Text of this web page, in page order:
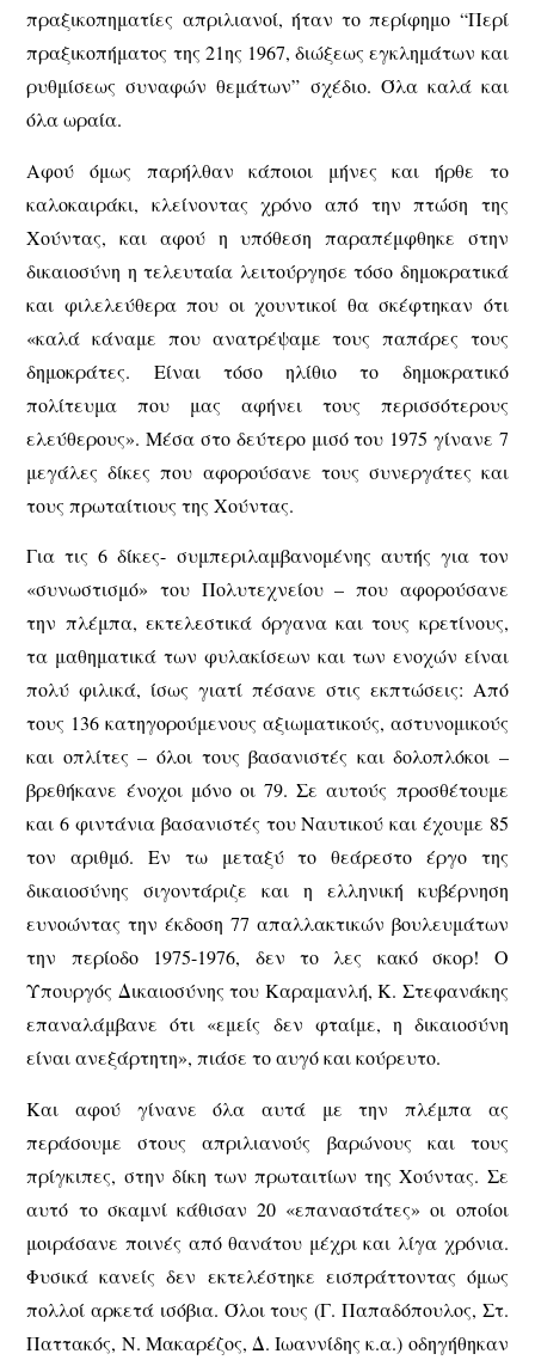
πραξικοπηματίες απριλιανοί, ήταν το περίφημο “Περί
πραξικοπήματος της 21ης 1967, διώξεως εγκλημάτων και
ρυθμίσεως συναφών θεμάτων” σχέδιο. Όλα καλά και
όλα ωραία.
Αφού όμως παρήλθαν κάποιοι μήνες και ήρθε το
καλοκαιράκι, κλείνοντας χρόνο από την πτώση της
Χούντας, και αφού η υπόθεση παραπέμφθηκε στην
δικαιοσύνη η τελευταία λειτούργησε τόσο δημοκρατικά
και φιλελεύθερα που οι χουντικοί θα σκέφτηκαν ότι
«καλά κάναμε που ανατρέψαμε τους παπάρες τους
δημοκράτες. Είναι τόσο ηλίθιο το δημοκρατικό
πολίτευμα που μας αφήνει τους περισσότερους
ελεύθερους». Μέσα στο δεύτερο μισό του 1975 γίνανε 7
μεγάλες δίκες που αφορούσανε τους συνεργάτες και
τους πρωταίτιους της Χούντας.
Για τις 6 δίκες- συμπεριλαμβανομένης αυτής για τον
«συνωστισμό» του Πολυτεχνείου – που αφορούσανε
την πλέμπα, εκτελεστικά όργανα και τους κρετίνους,
τα μαθηματικά των φυλακίσεων και των ενοχών είναι
πολύ φιλικά, ίσως γιατί πέσανε στις εκπτώσεις: Από
τους 136 κατηγορούμενους αξιωματικούς, αστυνομικούς
και οπλίτες – όλοι τους βασανιστές και δολοπλόκοι –
βρεθήκανε ένοχοι μόνο οι 79. Σε αυτούς προσθέτουμε
και 6 φιντάνια βασανιστές του Ναυτικού και έχουμε 85
τον αριθμό. Εν τω μεταξύ το θεάρεστο έργο της
δικαιοσύνης σιγοντάριζε και η ελληνική κυβέρνηση
ευνοώντας την έκδοση 77 απαλλακτικών βουλευμάτων
την περίοδο 1975-1976, δεν το λες κακό σκορ! Ο
Υπουργός Δικαιοσύνης του Καραμανλή, Κ. Στεφανάκης
επαναλάμβανε ότι «εμείς δεν φταίμε, η δικαιοσύνη
είναι ανεξάρτητη», πιάσε το αυγό και κούρευτο.
Και αφού γίνανε όλα αυτά με την πλέμπα ας
περάσουμε στους απριλιανούς βαρώνους και τους
πρίγκιπες, στην δίκη των πρωταιτίων της Χούντας. Σε
αυτό το σκαμνί κάθισαν 20 «επαναστάτες» οι οποίοι
μοιράσανε ποινές από θανάτου μέχρι και λίγα χρόνια.
Φυσικά κανείς δεν εκτελέστηκε εισπράττοντας όμως
πολλοί αρκετά ισόβια. Όλοι τους (Γ. Παπαδόπουλος, Στ.
Παττακός, Ν. Μακαρέζος, Δ. Ιωαννίδης κ.α.) οδηγήθηκαν